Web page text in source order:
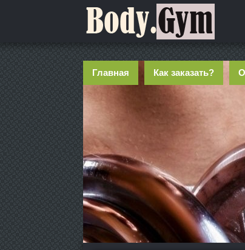
Главная Как заказать?